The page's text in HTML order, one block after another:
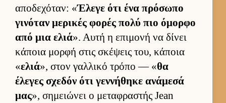
αποδεχόταν: «Έλεγε ότι ένα πρόσωπο
γινόταν μερικές φορές πολύ πιο όμορφο
από μια ελιά». Αυτή η επιμονή να δίνει
κάποια μορφή στις σκέψεις του, κάποια
«ελιά», στον γαλ­λικό τρόπο — «θα
έλεγες σχεδόν ότι γεν­νήθηκε ανάμεσά
μας», σημειώνει ο μεταφραστής Jean